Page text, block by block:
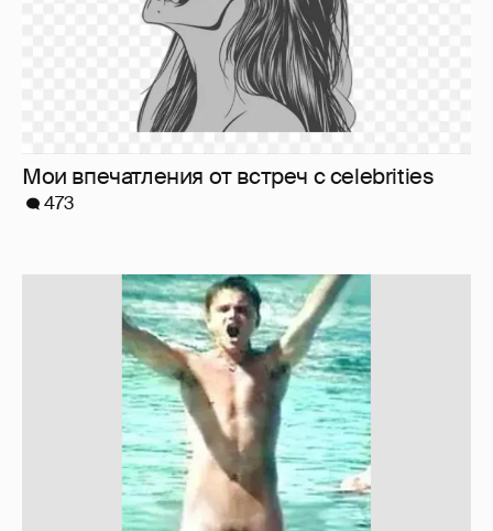
Мои впечатления от встреч с celebrities
473